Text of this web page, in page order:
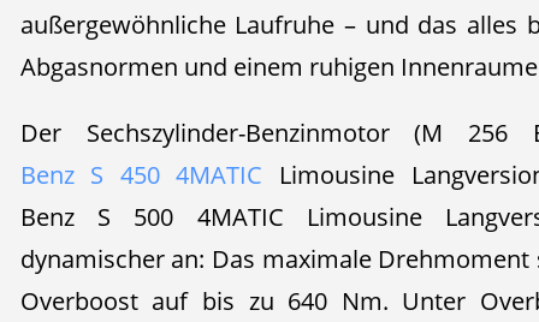
außergewöhnliche Laufruhe – und das alles
Abgasnormen und einem ruhigen
Der Sechszylinder-Benzinmotor (M
Benz S 450 4MATIC Limousine
Benz S 500 4MATIC Limousine
dynamischer an: Das maximale
Overboost auf bis zu 640 Nm. Unter